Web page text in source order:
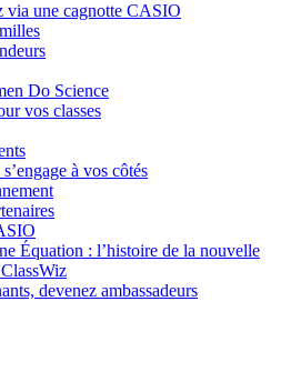
via une cagnotte CASIO
Do Science
vos classes
à vos côtés
Équation : l’histoire de la nouvelle
devenez ambassadeurs